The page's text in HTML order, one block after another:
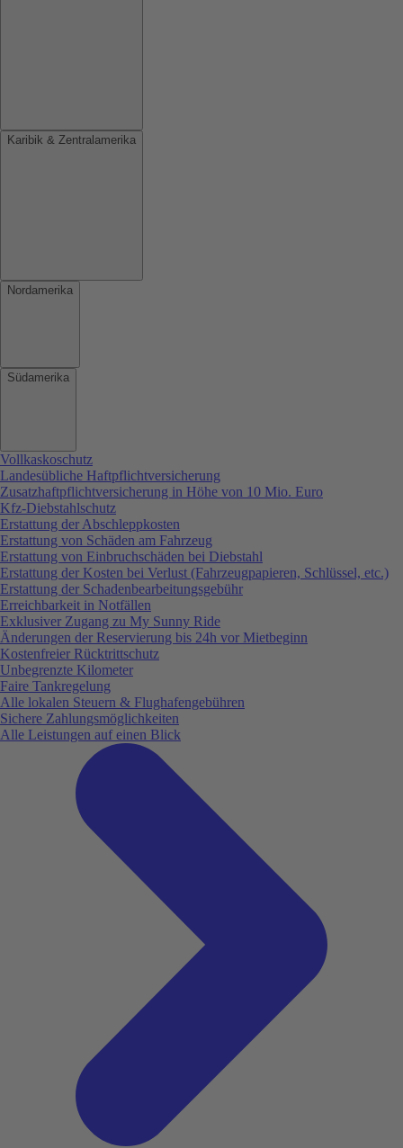
Karibik & Zentralamerika
Nordamerika
Südamerika
Vollkaskoschutz
Landesübliche Haftpflichtversicherung
Zusatzhaftpflichtversicherung in Höhe von 10 Mio. Euro
Kfz-Diebstahlschutz
Erstattung der Abschleppkosten
Erstattung von Schäden am Fahrzeug
Erstattung von Einbruchschäden bei Diebstahl
Erstattung der Kosten bei Verlust (Fahrzeugpapieren, Schlüssel, etc.)
Erstattung der Schadenbearbeitungsgebühr
Erreichbarkeit in Notfällen
Exklusiver Zugang zu My Sunny Ride
Änderungen der Reservierung bis 24h vor Mietbeginn
Kostenfreier Rücktrittschutz
Unbegrenzte Kilometer
Faire Tankregelung
Alle lokalen Steuern & Flughafengebühren
Sichere Zahlungsmöglichkeiten
Alle Leistungen auf einen Blick